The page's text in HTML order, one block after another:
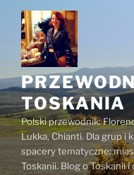
Przejdź
treści
TOSKANIA
Polski przewodnik:
Lukka, Chianti. Dla grup i
spacery tematyczne:
Toskanii. Blog o Toskanii i